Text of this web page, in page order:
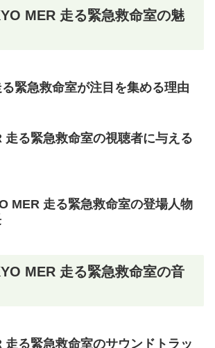
MER 走る緊急救命室の魅
緊急救命室が注目を集める理由
走る緊急救命室の視聴者に与える
MER 走る緊急救命室の登場人物
MER 走る緊急救命室の音
走る緊急救命室のサウンドトラッ